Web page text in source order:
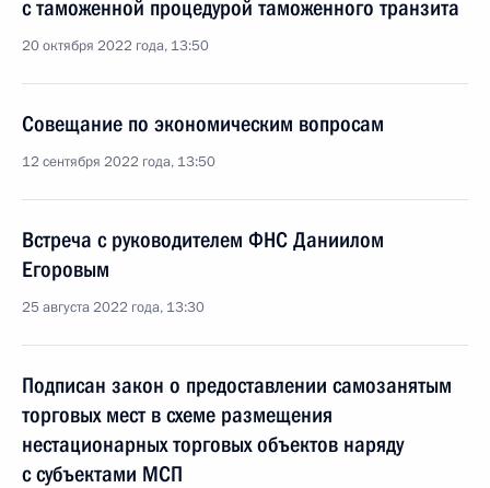
с таможенной процедурой таможенного транзита
20 октября 2022 года, 13:50
Совещание по экономическим вопросам
12 сентября 2022 года, 13:50
Встреча с руководителем ФНС Даниилом
Егоровым
25 августа 2022 года, 13:30
Подписан закон о предоставлении самозанятым
торговых мест в схеме размещения
нестационарных торговых объектов наряду
с субъектами МСП